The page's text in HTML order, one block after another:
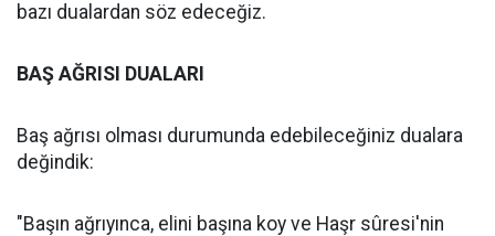
bazı dualardan söz edeceğiz.
BAŞ AĞRISI DUALARI
Baş ağrısı olması durumunda edebileceğiniz dualara
değindik:
"Başın ağrıyınca, elini başına koy ve Haşr sûresi'nin